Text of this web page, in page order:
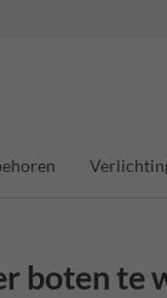
boten te